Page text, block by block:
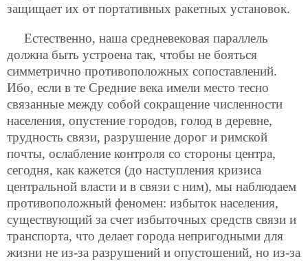
защищает их от портативных ракетных установок.
Естественно, наша средневековая параллель
должна быть устроена так, чтобы не бояться
симметрично противоположных сопоставлений.
Ибо, если в те Средние века имели место тесно
связанные между собой сокращение численности
населения, опустение городов, голод в деревне,
трудность связи, разрушение дорог и римской
почты, ослабление контроля со стороны центра,
сегодня, как кажется (до наступления кризиса
центральной власти и в связи с ним), мы наблюдаем
противоположный феномен: избыток населения,
существующий за счет избыточных средств связи и
транспорта, что делает города непригодными для
жизни не из-за разрушений и опустошений, но из-за